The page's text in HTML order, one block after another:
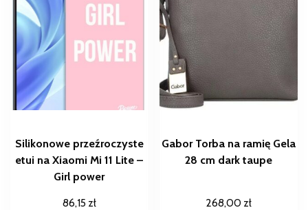
Silikonowe przeźroczyste
etui na Xiaomi Mi 11 Lite –
Girl power
86,15 zł
Gabor Torba na ramię Gela
28 cm dark taupe
268,00 zł